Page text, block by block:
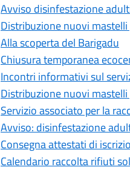
Avviso disinfestazione
Distribuzione nuovi
Alla scoperta del Barigadu
Chiusura temporanea
Incontri informativi sul
Distribuzione nuovi
Servizio associato per la
Avviso: disinfestazione
Consegna attestati di
Calendario raccolta rifiuti